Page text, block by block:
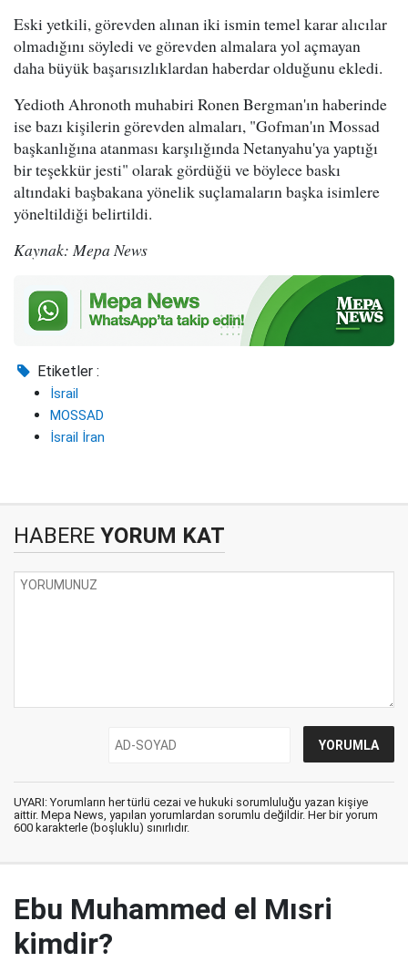
Eski yetkili, görevden alınan iki ismin temel karar alıcılar
olmadığını söyledi ve görevden almalara yol açmayan
daha büyük başarısızlıklardan haberdar olduğunu ekledi.
Yedioth Ahronoth muhabiri Ronen Bergman'ın haberinde
ise bazı kişilerin görevden almaları, "Gofman'ın Mossad
başkanlığına atanması karşılığında Netanyahu'ya yaptığı
bir teşekkür jesti" olarak gördüğü ve böylece baskı
altındaki başbakana yönelik suçlamaların başka isimlere
yöneltildiği belirtildi.
Kaynak: Mepa News
Etiketler :
İsrail
MOSSAD
İsrail İran
HABERE YORUM KAT
UYARI: Yorumların her türlü cezai ve hukuki sorumluluğu yazan kişiye
aittir. Mepa News, yapılan yorumlardan sorumlu değildir. Her bir yorum
600 karakterle (boşluklu) sınırlıdır.
Ebu Muhammed el Mısri
kimdir?